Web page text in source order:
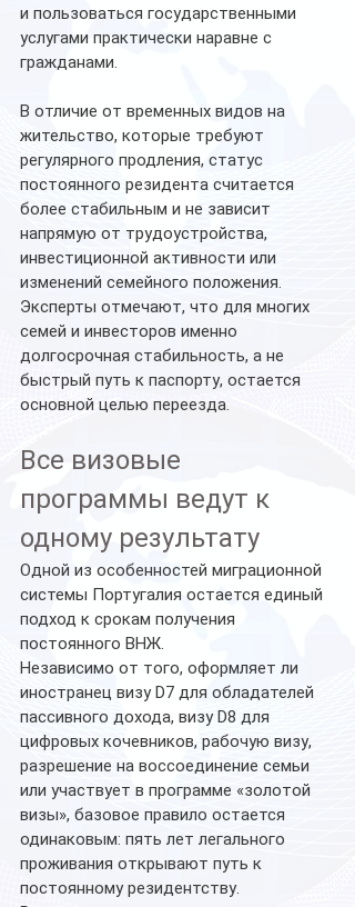
и пользоваться государственными
услугами практически наравне с
гражданами.
В отличие от временных видов на
жительство, которые требуют
регулярного продления, статус
постоянного резидента считается
более стабильным и не зависит
напрямую от трудоустройства,
инвестиционной активности или
изменений семейного положения.
Эксперты отмечают, что для многих
семей и инвесторов именно
долгосрочная стабильность, а не
быстрый путь к паспорту, остается
основной целью переезда.
Все визовые
программы ведут к
одному результату
Одной из особенностей миграционной
системы Португалия остается единый
подход к срокам получения
постоянного ВНЖ.
Независимо от того, оформляет ли
иностранец визу D7 для обладателей
пассивного дохода, визу D8 для
цифровых кочевников, рабочую визу,
разрешение на воссоединение семьи
или участвует в программе «золотой
визы», базовое правило остается
одинаковым: пять лет легального
проживания открывают путь к
постоянному резидентству.